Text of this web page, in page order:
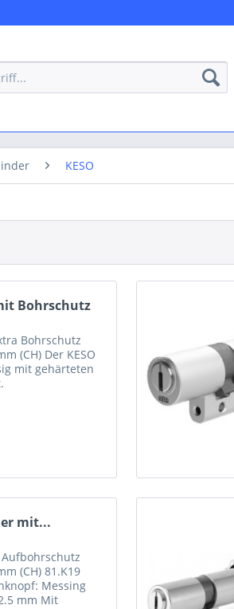
KESO
Bohrschutz
Bohrschutz
(CH) Der KESO
mit gehärteten
mit...
(CH) 81.K19
Messing
mm Mit